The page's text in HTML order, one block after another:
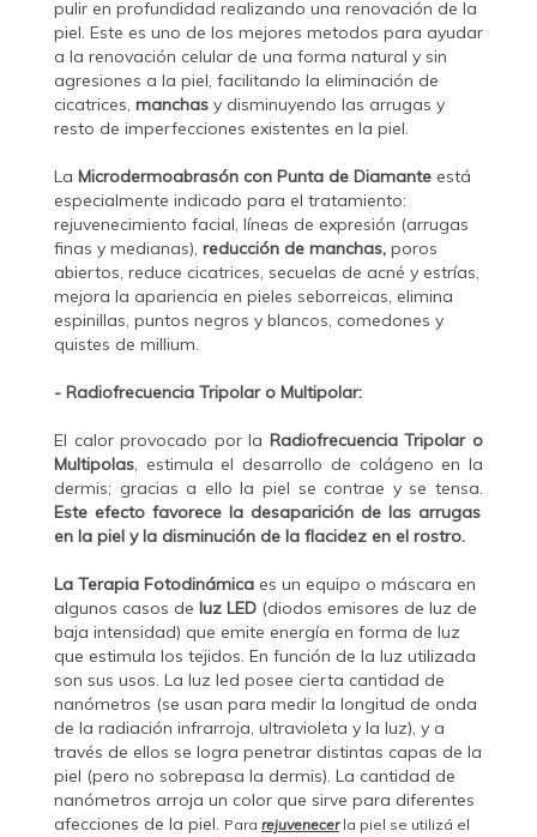
pulir en profundidad realizando una renovación de la
piel. Este es uno de los mejores metodos para ayudar
a la renovación celular de una forma natural y sin
agresiones a la piel, facilitando la eliminación de
cicatrices, manchas y disminuyendo las arrugas y
resto de imperfecciones existentes en la piel.
La Microdermoabrasón con Punta de Diamante está
especialmente indicado para el tratamiento:
rejuvenecimiento facial, líneas de expresión (arrugas
finas y medianas), reducción de manchas, poros
abiertos, reduce cicatrices, secuelas de acné y estrías,
mejora la apariencia en pieles seborreicas, elimina
espinillas, puntos negros y blancos, comedones y
quistes de millium.
- Radiofrecuencia Tripolar o Multipolar:
El calor provocado por la Radiofrecuencia Tripolar o
Multipolas, estimula el desarrollo de colágeno en la
dermis; gracias a ello la piel se contrae y se tensa.
Este efecto favorece la desaparición de las arrugas
en la piel y la disminución de la flacidez en el rostro.
La Terapia Fotodinámica es un equipo o máscara en
algunos casos de luz LED (diodos emisores de luz de
baja intensidad) que emite energía en forma de luz
que estimula los tejidos. En función de la luz utilizada
son sus usos. La luz led posee cierta cantidad de
nanómetros (se usan para medir la longitud de onda
de la radiación infrarroja, ultravioleta y la luz), y a
través de ellos se logra penetrar distintas capas de la
piel (pero no sobrepasa la dermis). La cantidad de
nanómetros arroja un color que sirve para diferentes
afecciones de la piel. Para rejuvenecerla piel se utilizá el